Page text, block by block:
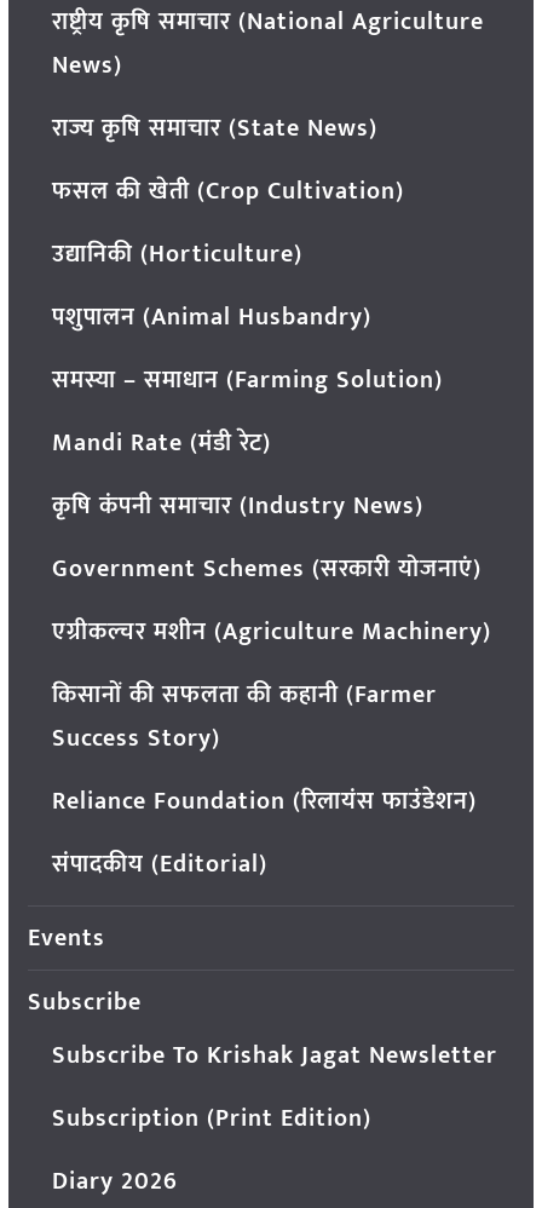
राष्ट्रीय कृषि समाचार (National Agriculture
News)
राज्य कृषि समाचार (State News)
फसल की खेती (Crop Cultivation)
उद्यानिकी (Horticulture)
पशुपालन (Animal Husbandry)
समस्या – समाधान (Farming Solution)
Mandi Rate (मंडी रेट)
कृषि कंपनी समाचार (Industry News)
Government Schemes (सरकारी योजनाएं)
एग्रीकल्चर मशीन (Agriculture Machinery)
किसानों की सफलता की कहानी (Farmer
Success Story)
Reliance Foundation (रिलायंस फाउंडेशन)
संपादकीय (Editorial)
Events
Subscribe
Subscribe To Krishak Jagat Newsletter
Subscription (Print Edition)
Diary 2026